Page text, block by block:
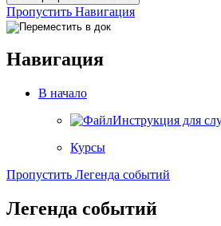
Пропустить Навигация
Навигация
В начало
Инструкция для
Курсы
Пропустить Легенда событий
Легенда событий